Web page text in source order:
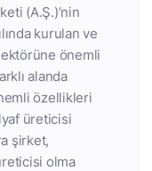
(A.Ş.)’nin
kurulan ve
önemli
alanda
özellikleri
üreticisi
şirket,
olma